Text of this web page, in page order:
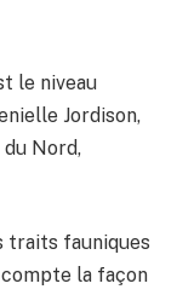
le niveau
Jordison,
du Nord,
traits fauniques
la façon